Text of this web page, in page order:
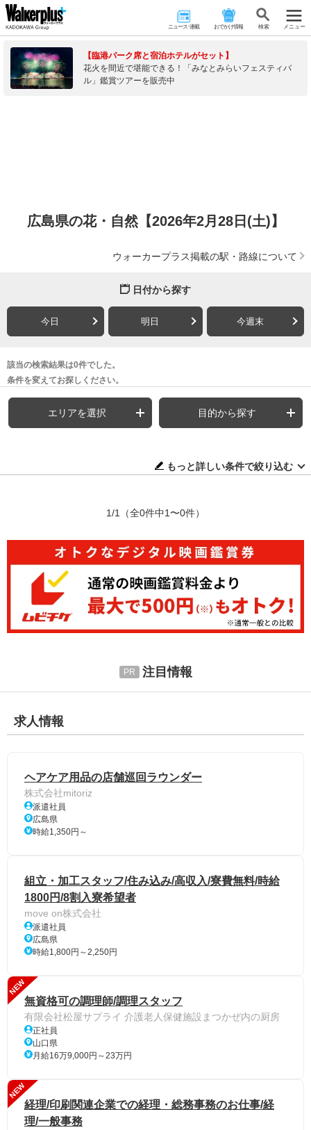
ニュース･連載 おでかけ情報 検 索 メニュー
【臨港パーク席と宿泊ホテルがセット】
花火を間近で堪能できる！「みなとみらいフェスティバ
ル」鑑賞ツアーを販売中
広島県の花・自然【2026年2月28日(土)】
ウォーカープラス掲載の駅・路線について
日付から探す
今日 明日 今週末
該当の検索結果は0件でした。
条件を変えてお探しください。
エリアを選択 目的から探す
もっと詳しい条件で絞り込む
1/1 （全0件中1〜0件）
注目情報
求人情報
ヘアケア用品の店舗巡回ラウンダー
株式会社mitoriz
派遣社員
広島県
時給1,350円～
組立・加工スタッフ/住み込み/高収入/寮費無料/時給
1800円/8割入寮希望者
move on株式会社
派遣社員
広島県
時給1,800円～2,250円
NEW
無資格可の調理師/調理スタッフ
有限会社松屋サプライ 介護老人保健施設まつかぜ内の厨房
正社員
山口県
月給16万9,000円～23万円
NEW
経理/印刷関連企業での経理・総務事務のお仕事/経
理/一般事務